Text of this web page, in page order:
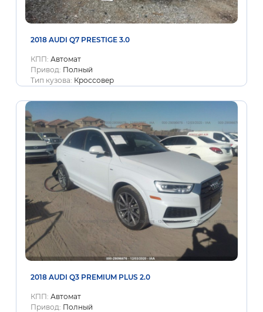
2018 AUDI Q7 PRESTIGE 3.0
КПП: Автомат
Привод: Полный
Тип кузова: Кроссовер
2018 AUDI Q3 PREMIUM PLUS 2.0
КПП: Автомат
Привод: Полный